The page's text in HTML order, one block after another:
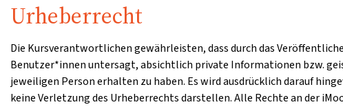
Urheberrecht
Die Kursverantwortlichen gewährleisten, dass durch das
Benutzer*innen untersagt, absichtlich private Informationen bzw.
jeweiligen Person erhalten zu haben. Es wird ausdrücklich darauf
keine Verletzung des Urheberrechts darstellen. Alle Rechte an der